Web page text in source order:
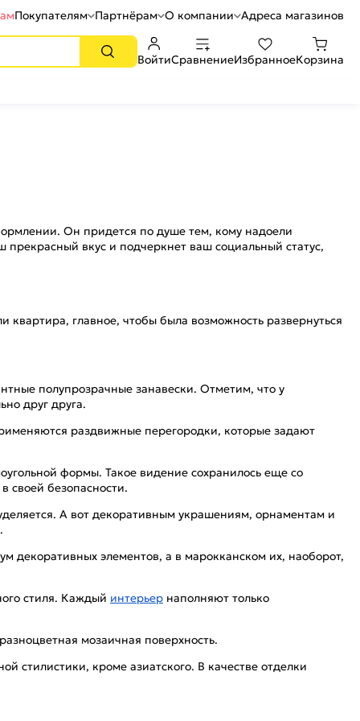
Покупателям Партнёрам О компании Адреса магазинов
ВойтиСравнениеИзбранноеКорзина
Он придется по душе тем, кому надоели
вкус и подчеркнет ваш социальный статус,
главное, чтобы была возможность развернуться
полупрозрачные занавески. Отметим, что у
друг друга.
раздвижные перегородки, которые задают
формы. Такое видение сохранилось еще со
своей безопасности.
А вот декоративным украшениям, орнаментам и
декоративных элементов, а в марокканском их, наоборот,
стиля. Каждый интерьер наполняют только
мозаичная поверхность.
стилистики, кроме азиатского. В качестве отделки